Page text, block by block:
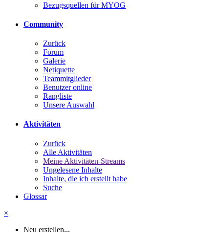
Bezugsquellen für MYOG
Community
Zurück
Forum
Galerie
Netiquette
Teammitglieder
Benutzer online
Rangliste
Unsere Auswahl
Aktivitäten
Zurück
Alle Aktivitäten
Meine Aktivitäten-Streams
Ungelesene Inhalte
Inhalte, die ich erstellt habe
Suche
Glossar
×
Neu erstellen...